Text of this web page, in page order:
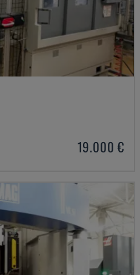
19.000 €